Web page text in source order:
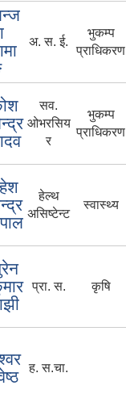
अ. स. ई.
भुकम्प
प्राधिकरण
सव.
ओभरसिय
र
भुकम्प
प्राधिकरण
हेल्थ
असिष्टेन्ट
स्वास्थ्य
प्रा. स. कृषि
ह. स.चा.